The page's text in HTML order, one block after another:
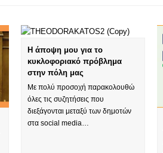
Η άποψη μου για το
κυκλοφοριακό πρόβλημα
στην πόλη μας
Με πολύ προσοχή παρακολουθώ
όλες τις συζητήσεις που
διεξάγονται μεταξύ των δημοτών
στα social media…